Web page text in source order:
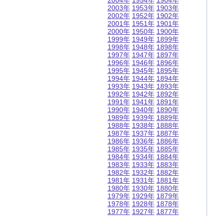
2003年
2002年
2001年
2000年
1999年
1998年
1997年
1996年
1995年
1994年
1993年
1992年
1991年
1990年
1989年
1988年
1987年
1986年
1985年
1984年
1983年
1982年
1981年
1980年
1979年
1978年
1977年
1953年
1952年
1951年
1950年
1949年
1948年
1947年
1946年
1945年
1944年
1943年
1942年
1941年
1940年
1939年
1938年
1937年
1936年
1935年
1934年
1933年
1932年
1931年
1930年
1929年
1928年
1927年
1903年
1902年
1901年
1900年
1899年
1898年
1897年
1896年
1895年
1894年
1893年
1892年
1891年
1890年
1889年
1888年
1887年
1886年
1885年
1884年
1883年
1882年
1881年
1880年
1879年
1878年
1877年